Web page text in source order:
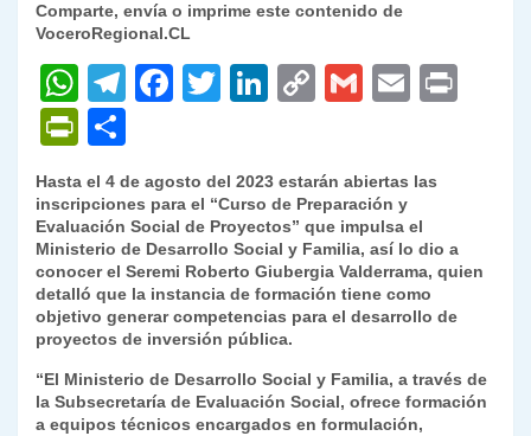
Comparte, envía o imprime este contenido de
VoceroRegional.CL
W
h
at
s
A
p
p
T
gr
a
m
F
e
b
o
o
k
T
er
Li
e
dI
n
C
y
Li
n
k
G
l
E
l
P
ri
nt
Fr
ie
n
dl
y
o
m
p
ar
tir
Hasta el 4 de agosto del 2023 estarán abiertas las
inscripciones para el “Curso de Preparación y
Evaluación Social de Proyectos” que impulsa el
Ministerio de Desarrollo Social y Familia, así lo dio a
conocer el Seremi Roberto Giubergia Valderrama, quien
detalló que la instancia de formación tiene como
objetivo generar competencias para el desarrollo de
proyectos de inversión pública.
“El Ministerio de Desarrollo Social y Familia, a través de
la Subsecretaría de Evaluación Social, ofrece formación
a equipos técnicos encargados en formulación,